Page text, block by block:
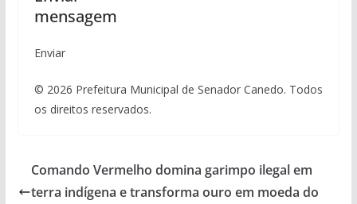
mensagem
Enviar
© 2026 Prefeitura Municipal de Senador Canedo. Todos
os direitos reservados.
Comando Vermelho domina garimpo ilegal em
terra indígena e transforma ouro em moeda do